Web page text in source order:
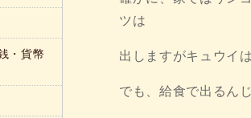
ツは
出しますがキュウイ
でも、給食で出るん
・貨幣